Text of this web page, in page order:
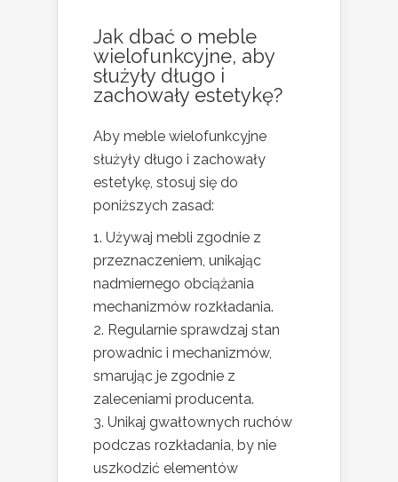
Jak dbać o meble
wielofunkcyjne, aby
służyły długo i
zachowały estetykę?
Aby meble wielofunkcyjne
służyły długo i zachowały
estetykę, stosuj się do
poniższych zasad:
Używaj mebli zgodnie z
przeznaczeniem, unikając
nadmiernego obciążania
mechanizmów rozkładania.
Regularnie sprawdzaj stan
prowadnic i mechanizmów,
smarując je zgodnie z
zaleceniami producenta.
Unikaj gwałtownych ruchów
podczas rozkładania, by nie
uszkodzić elementów